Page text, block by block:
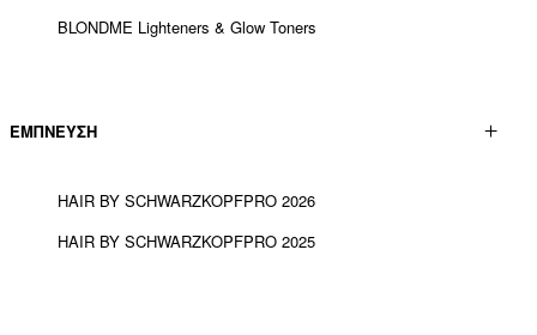
BLONDME Lighteners & Glow Toners
ΕΜΠΝΕΥΣΗ
HAIR BY SCHWARZKOPFPRO 2026
HAIR BY SCHWARZKOPFPRO 2025